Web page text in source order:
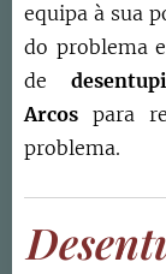
equipa à sua
do problema
de
Arcos para
problema.